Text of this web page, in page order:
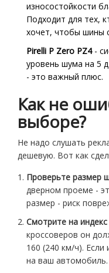
износостойкости
Подходит для тех,
хочет, чтобы шины
Pirelli P Zero PZ4-
уровень шума на 5
- это важный плюс.
Как не
выборе?
Не надо слушать
дешевую. Вот как
Проверьте размер
дверном проеме -
размер - риск
Смотрите на индекс
кроссоверов он
160 (240 км/ч). Если
на ваш автомобиль.